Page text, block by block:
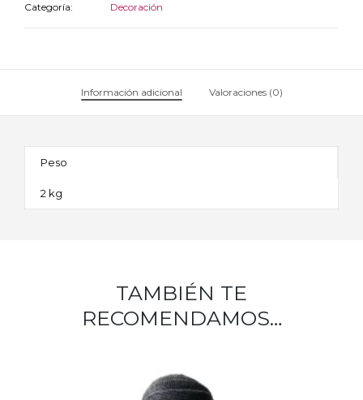
Categoría: Decoración
Información adicional Valoraciones (0)
Peso
2 kg
TAMBIÉN TE
RECOMENDAMOS…